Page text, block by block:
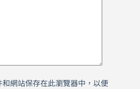
網站保存在此瀏覽器中，以便